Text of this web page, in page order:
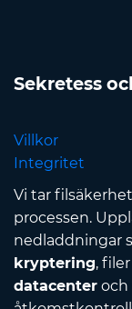
Sekretess
Villkor
Integritet
Vi tar
processen.
nedladdningar
kryptering,
datacenter och